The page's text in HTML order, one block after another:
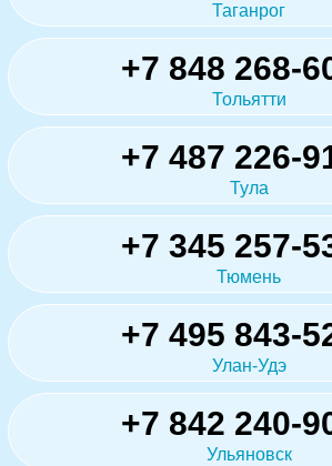
Таганрог
+7 848 268-
Тольятти
+7 487 226-
Тула
+7 345 257-
Тюмень
+7 495 843-
Улан-Удэ
+7 842 240-
Ульяновск